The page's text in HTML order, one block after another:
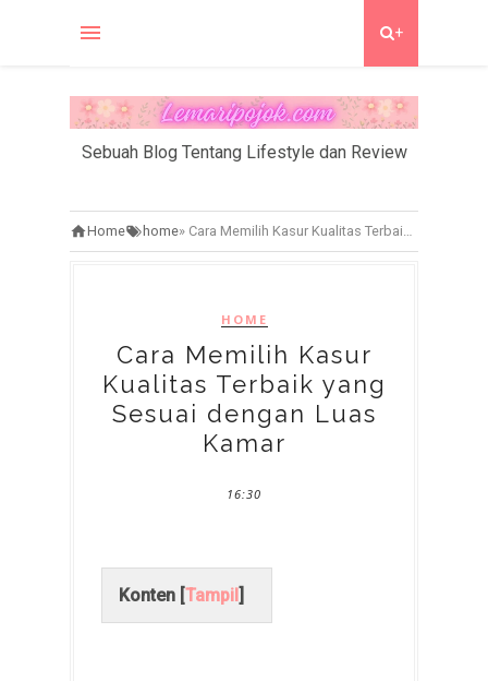
+
Sebuah Blog Tentang Lifestyle dan Review
Home home» Cara Memilih Kasur Kualitas Terbaik yang Sesuai dengan Luas Kamar
HOME
Cara Memilih Kasur
Kualitas Terbaik yang
Sesuai dengan Luas
Kamar
16:30
Konten [Tampil]